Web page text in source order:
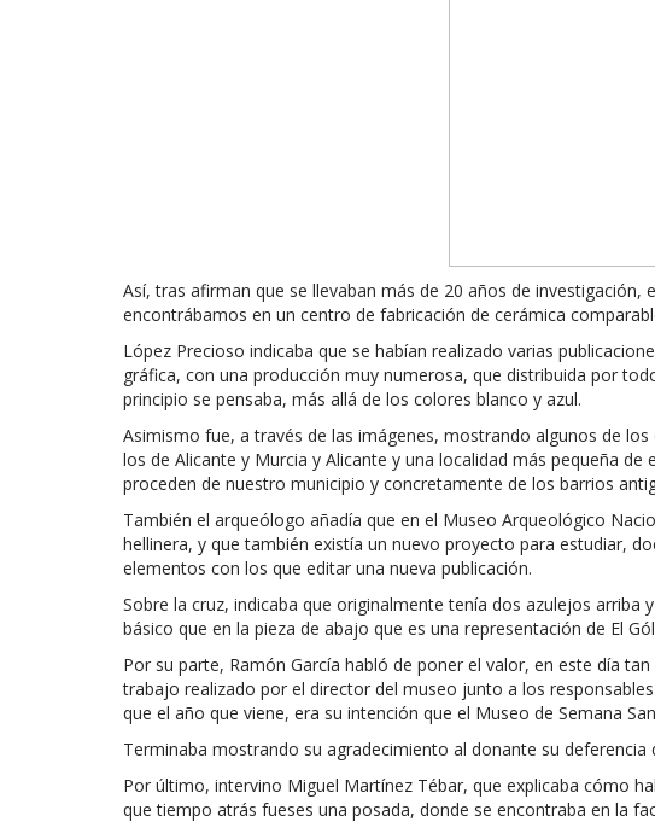
Así, tras afirman que se llevaban más de 20 años de
encontrábamos en un centro de fabricación de cerámica
López Precioso indicaba que se habían realizado varias
gráfica, con una producción muy numerosa, que distribuida por
principio se pensaba, más allá de los colores blanco y azul.
Asimismo fue, a través de las imágenes, mostrando algunos de
los de Alicante y Murcia y Alicante y una localidad más pequeña
proceden de nuestro municipio y concretamente de los barrios
También el arqueólogo añadía que en el Museo Arqueológico
hellinera, y que también existía un nuevo proyecto para estudiar,
elementos con los que editar una nueva publicación.
Sobre la cruz, indicaba que originalmente tenía dos azulejos
básico que en la pieza de abajo que es una representación de El
Por su parte, Ramón García habló de poner el valor, en este día
trabajo realizado por el director del museo junto a los
que el año que viene, era su intención que el Museo de Semana
Terminaba mostrando su agradecimiento al donante su
Por último, intervino Miguel Martínez Tébar, que explicaba cómo
que tiempo atrás fueses una posada, donde se encontraba en la